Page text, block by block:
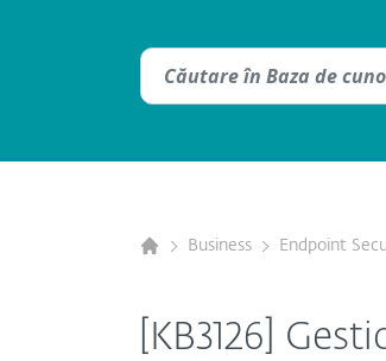
Business Endpoint
[KB3126]